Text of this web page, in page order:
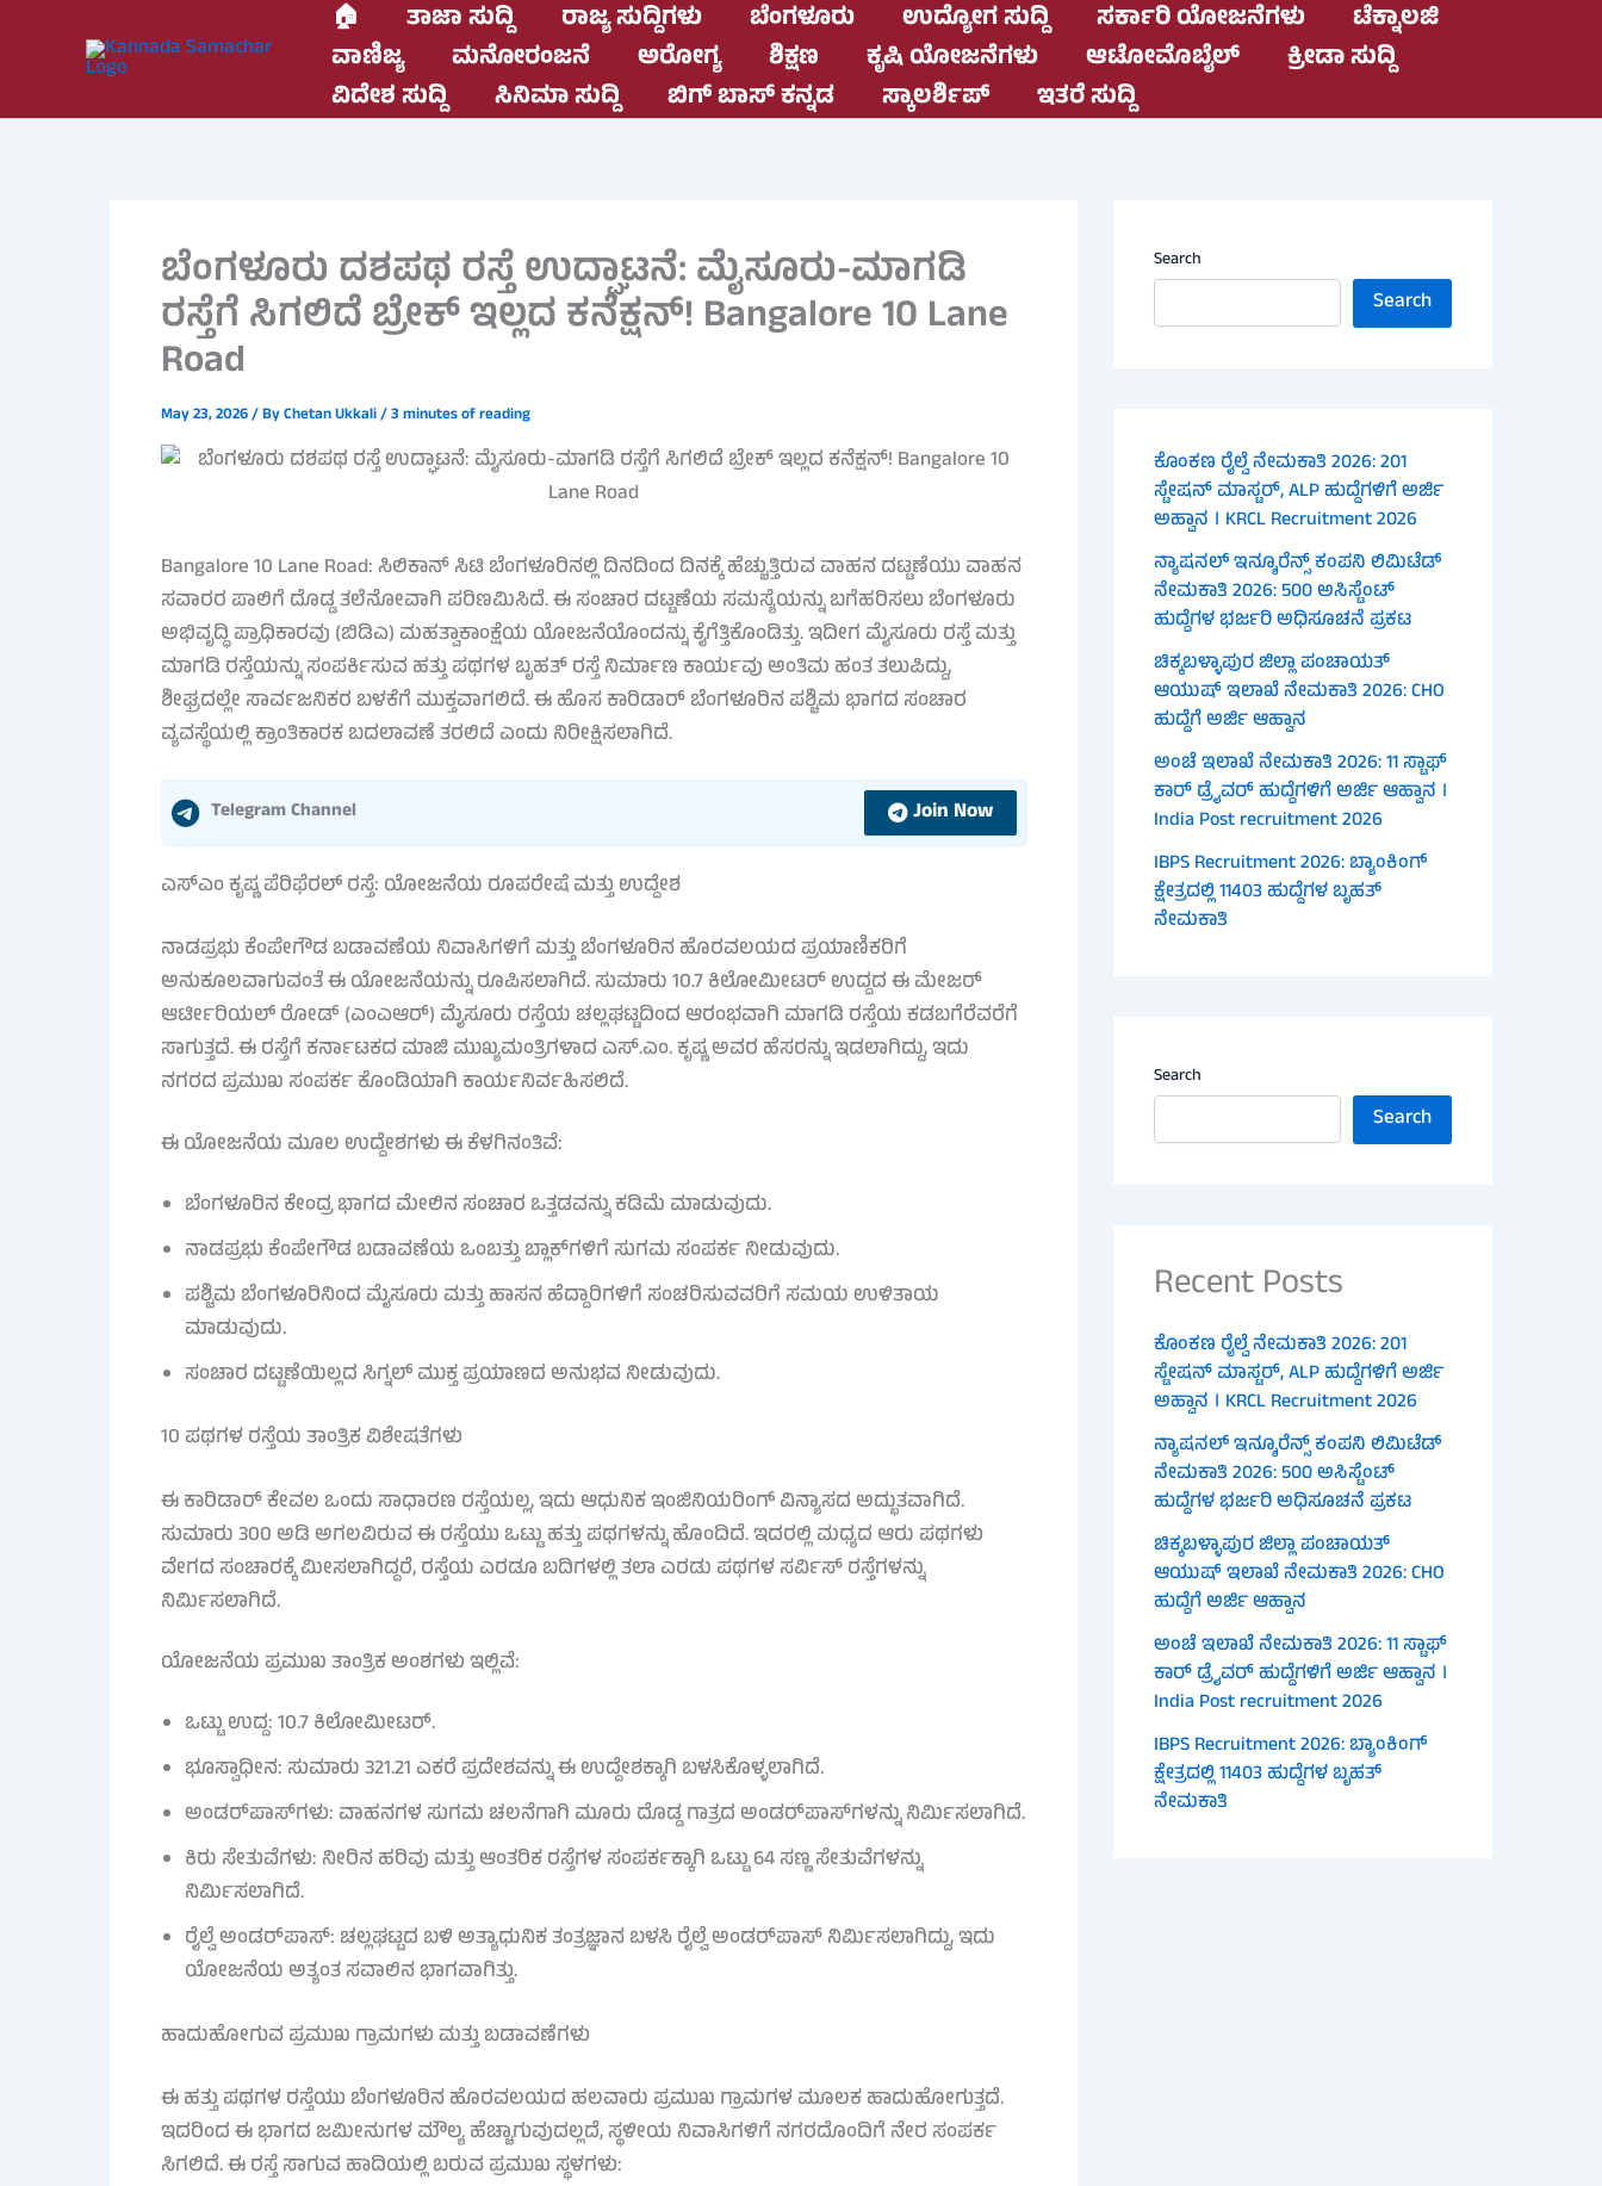
🏠 ತಾಜಾ ಸುದ್ದಿ ರಾಜ್ಯ ಸುದ್ದಿಗಳು ಬೆಂಗಳೂರು ಉದ್ಯೋಗ ಸುದ್ದಿ ಸರ್ಕಾರಿ ಯೋಜನೆಗಳು
ಟೆಕ್ನಾಲಜಿ
ವಾಣಿಜ್ಯ
ಮನೋರಂಜನೆ ಅರೋಗ್ಯ ಶಿಕ್ಷಣ ಕೃಷಿ ಯೋಜನೆಗಳು ಆಟೋಮೊಬೈಲ್
ಕ್ರೀಡಾ ಸುದ್ದಿ
ವಿದೇಶ ಸುದ್ದಿ
ಸಿನಿಮಾ ಸುದ್ದಿ ಬಿಗ್ ಬಾಸ್ ಕನ್ನಡ ಸ್ಕಾಲರ್ಶಿಪ್ ಇತರೆ ಸುದ್ದಿ
ಬೆಂಗಳೂರು ದಶಪಥ ರಸ್ತೆ ಉದ್ಘಾಟನೆ: ಮೈಸೂರು-ಮಾಗಡಿ
ರಸ್ತೆಗೆ ಸಿಗಲಿದೆ ಬ್ರೇಕ್ ಇಲ್ಲದ ಕನೆಕ್ಷನ್! Bangalore 10 Lane
Road
May 23, 2026/ ByChetan Ukkali/3 minutes of reading
Bangalore 10 Lane Road: ಸಿಲಿಕಾನ್ ಸಿಟಿ ಬೆಂಗಳೂರಿನಲ್ಲಿ ದಿನದಿಂದ ದಿನಕ್ಕೆ ಹೆಚ್ಚುತ್ತಿರುವ ವಾಹನ ದಟ್ಟಣೆಯು ವಾಹನ
ಸವಾರರ ಪಾಲಿಗೆ ದೊಡ್ಡ ತಲೆನೋವಾಗಿ ಪರಿಣಮಿಸಿದೆ. ಈ ಸಂಚಾರ ದಟ್ಟಣೆಯ ಸಮಸ್ಯೆಯನ್ನು ಬಗೆಹರಿಸಲು ಬೆಂಗಳೂರು
ಅಭಿವೃದ್ಧಿ ಪ್ರಾಧಿಕಾರವು (ಬಿಡಿಎ) ಮಹತ್ವಾಕಾಂಕ್ಷೆಯ ಯೋಜನೆಯೊಂದನ್ನು ಕೈಗೆತ್ತಿಕೊಂಡಿತ್ತು. ಇದೀಗ ಮೈಸೂರು ರಸ್ತೆ ಮತ್ತು
ಮಾಗಡಿ ರಸ್ತೆಯನ್ನು ಸಂಪರ್ಕಿಸುವ ಹತ್ತು ಪಥಗಳ ಬೃಹತ್ ರಸ್ತೆ ನಿರ್ಮಾಣ ಕಾರ್ಯವು ಅಂತಿಮ ಹಂತ ತಲುಪಿದ್ದು,
ಶೀಘ್ರದಲ್ಲೇ ಸಾರ್ವಜನಿಕರ ಬಳಕೆಗೆ ಮುಕ್ತವಾಗಲಿದೆ. ಈ ಹೊಸ ಕಾರಿಡಾರ್ ಬೆಂಗಳೂರಿನ ಪಶ್ಚಿಮ ಭಾಗದ ಸಂಚಾರ
ವ್ಯವಸ್ಥೆಯಲ್ಲಿ ಕ್ರಾಂತಿಕಾರಕ ಬದಲಾವಣೆ ತರಲಿದೆ ಎಂದು ನಿರೀಕ್ಷಿಸಲಾಗಿದೆ.
Telegram Channel Join Now
ಎಸ್‌ಎಂ ಕೃಷ್ಣ ಪೆರಿಫೆರಲ್ ರಸ್ತೆ: ಯೋಜನೆಯ ರೂಪರೇಷೆ ಮತ್ತು ಉದ್ದೇಶ
ನಾಡಪ್ರಭು ಕೆಂಪೇಗೌಡ ಬಡಾವಣೆಯ ನಿವಾಸಿಗಳಿಗೆ ಮತ್ತು ಬೆಂಗಳೂರಿನ ಹೊರವಲಯದ ಪ್ರಯಾಣಿಕರಿಗೆ
ಅನುಕೂಲವಾಗುವಂತೆ ಈ ಯೋಜನೆಯನ್ನು ರೂಪಿಸಲಾಗಿದೆ. ಸುಮಾರು 10.7 ಕಿಲೋಮೀಟರ್ ಉದ್ದದ ಈ ಮೇಜರ್
ಆರ್ಟೀರಿಯಲ್ ರೋಡ್ (ಎಂಎಆರ್) ಮೈಸೂರು ರಸ್ತೆಯ ಚಲ್ಲಘಟ್ಟದಿಂದ ಆರಂಭವಾಗಿ ಮಾಗಡಿ ರಸ್ತೆಯ ಕಡಬಗೆರೆವರೆಗೆ
ಸಾಗುತ್ತದೆ. ಈ ರಸ್ತೆಗೆ ಕರ್ನಾಟಕದ ಮಾಜಿ ಮುಖ್ಯಮಂತ್ರಿಗಳಾದ ಎಸ್.ಎಂ. ಕೃಷ್ಣ ಅವರ ಹೆಸರನ್ನು ಇಡಲಾಗಿದ್ದು, ಇದು
ನಗರದ ಪ್ರಮುಖ ಸಂಪರ್ಕ ಕೊಂಡಿಯಾಗಿ ಕಾರ್ಯನಿರ್ವಹಿಸಲಿದೆ.
ಈ ಯೋಜನೆಯ ಮೂಲ ಉದ್ದೇಶಗಳು ಈ ಕೆಳಗಿನಂತಿವೆ:
ಬೆಂಗಳೂರಿನ ಕೇಂದ್ರ ಭಾಗದ ಮೇಲಿನ ಸಂಚಾರ ಒತ್ತಡವನ್ನು ಕಡಿಮೆ ಮಾಡುವುದು.
ನಾಡಪ್ರಭು ಕೆಂಪೇಗೌಡ ಬಡಾವಣೆಯ ಒಂಬತ್ತು ಬ್ಲಾಕ್‌ಗಳಿಗೆ ಸುಗಮ ಸಂಪರ್ಕ ನೀಡುವುದು.
ಪಶ್ಚಿಮ ಬೆಂಗಳೂರಿನಿಂದ ಮೈಸೂರು ಮತ್ತು ಹಾಸನ ಹೆದ್ದಾರಿಗಳಿಗೆ ಸಂಚರಿಸುವವರಿಗೆ ಸಮಯ ಉಳಿತಾಯ
ಮಾಡುವುದು.
ಸಂಚಾರ ದಟ್ಟಣೆಯಿಲ್ಲದ ಸಿಗ್ನಲ್ ಮುಕ್ತ ಪ್ರಯಾಣದ ಅನುಭವ ನೀಡುವುದು.
10 ಪಥಗಳ ರಸ್ತೆಯ ತಾಂತ್ರಿಕ ವಿಶೇಷತೆಗಳು
ಈ ಕಾರಿಡಾರ್ ಕೇವಲ ಒಂದು ಸಾಧಾರಣ ರಸ್ತೆಯಲ್ಲ, ಇದು ಆಧುನಿಕ ಇಂಜಿನಿಯರಿಂಗ್ ವಿನ್ಯಾಸದ ಅದ್ಭುತವಾಗಿದೆ.
ಸುಮಾರು 300 ಅಡಿ ಅಗಲವಿರುವ ಈ ರಸ್ತೆಯು ಒಟ್ಟು ಹತ್ತು ಪಥಗಳನ್ನು ಹೊಂದಿದೆ. ಇದರಲ್ಲಿ ಮಧ್ಯದ ಆರು ಪಥಗಳು
ವೇಗದ ಸಂಚಾರಕ್ಕೆ ಮೀಸಲಾಗಿದ್ದರೆ, ರಸ್ತೆಯ ಎರಡೂ ಬದಿಗಳಲ್ಲಿ ತಲಾ ಎರಡು ಪಥಗಳ ಸರ್ವಿಸ್ ರಸ್ತೆಗಳನ್ನು
ನಿರ್ಮಿಸಲಾಗಿದೆ.
ಯೋಜನೆಯ ಪ್ರಮುಖ ತಾಂತ್ರಿಕ ಅಂಶಗಳು ಇಲ್ಲಿವೆ:
ಒಟ್ಟು ಉದ್ದ: 10.7 ಕಿಲೋಮೀಟರ್.
ಭೂಸ್ವಾಧೀನ: ಸುಮಾರು 321.21 ಎಕರೆ ಪ್ರದೇಶವನ್ನು ಈ ಉದ್ದೇಶಕ್ಕಾಗಿ ಬಳಸಿಕೊಳ್ಳಲಾಗಿದೆ.
ಅಂಡರ್‌ಪಾಸ್‌ಗಳು: ವಾಹನಗಳ ಸುಗಮ ಚಲನೆಗಾಗಿ ಮೂರು ದೊಡ್ಡ ಗಾತ್ರದ ಅಂಡರ್‌ಪಾಸ್‌ಗಳನ್ನು ನಿರ್ಮಿಸಲಾಗಿದೆ.
ಕಿರು ಸೇತುವೆಗಳು: ನೀರಿನ ಹರಿವು ಮತ್ತು ಆಂತರಿಕ ರಸ್ತೆಗಳ ಸಂಪರ್ಕಕ್ಕಾಗಿ ಒಟ್ಟು 64 ಸಣ್ಣ ಸೇತುವೆಗಳನ್ನು
ನಿರ್ಮಿಸಲಾಗಿದೆ.
ರೈಲ್ವೆ ಅಂಡರ್‌ಪಾಸ್: ಚಲ್ಲಘಟ್ಟದ ಬಳಿ ಅತ್ಯಾಧುನಿಕ ತಂತ್ರಜ್ಞಾನ ಬಳಸಿ ರೈಲ್ವೆ ಅಂಡರ್‌ಪಾಸ್ ನಿರ್ಮಿಸಲಾಗಿದ್ದು, ಇದು
ಯೋಜನೆಯ ಅತ್ಯಂತ ಸವಾಲಿನ ಭಾಗವಾಗಿತ್ತು.
ಹಾದುಹೋಗುವ ಪ್ರಮುಖ ಗ್ರಾಮಗಳು ಮತ್ತು ಬಡಾವಣೆಗಳು
ಈ ಹತ್ತು ಪಥಗಳ ರಸ್ತೆಯು ಬೆಂಗಳೂರಿನ ಹೊರವಲಯದ ಹಲವಾರು ಪ್ರಮುಖ ಗ್ರಾಮಗಳ ಮೂಲಕ ಹಾದುಹೋಗುತ್ತದೆ.
ಇದರಿಂದ ಈ ಭಾಗದ ಜಮೀನುಗಳ ಮೌಲ್ಯ ಹೆಚ್ಚಾಗುವುದಲ್ಲದೆ, ಸ್ಥಳೀಯ ನಿವಾಸಿಗಳಿಗೆ ನಗರದೊಂದಿಗೆ ನೇರ ಸಂಪರ್ಕ
ಸಿಗಲಿದೆ. ಈ ರಸ್ತೆ ಸಾಗುವ ಹಾದಿಯಲ್ಲಿ ಬರುವ ಪ್ರಮುಖ ಸ್ಥಳಗಳು:
Search
Search
ಕೊಂಕಣ ರೈಲ್ವೆ ನೇಮಕಾತಿ 2026: 201
ಸ್ಟೇಷನ್ ಮಾಸ್ಟರ್, ALP ಹುದ್ದೆಗಳಿಗೆ ಅರ್ಜಿ
ಅಹ್ವಾನ । KRCL Recruitment 2026
ನ್ಯಾಷನಲ್ ಇನ್ಶೂರೆನ್ಸ್ ಕಂಪನಿ ಲಿಮಿಟೆಡ್
ನೇಮಕಾತಿ 2026: 500 ಅಸಿಸ್ಟೆಂಟ್
ಹುದ್ದೆಗಳ ಭರ್ಜರಿ ಅಧಿಸೂಚನೆ ಪ್ರಕಟ
ಚಿಕ್ಕಬಳ್ಳಾಪುರ ಜಿಲ್ಲಾ ಪಂಚಾಯತ್
ಆಯುಷ್ ಇಲಾಖೆ ನೇಮಕಾತಿ 2026: CHO
ಹುದ್ದೆಗೆ ಅರ್ಜಿ ಆಹ್ವಾನ
ಅಂಚೆ ಇಲಾಖೆ ನೇಮಕಾತಿ 2026: 11 ಸ್ಟಾಫ್
ಕಾರ್ ಡ್ರೈವರ್ ಹುದ್ದೆಗಳಿಗೆ ಅರ್ಜಿ ಆಹ್ವಾನ ।
India Post recruitment 2026
IBPS Recruitment 2026: ಬ್ಯಾಂಕಿಂಗ್
ಕ್ಷೇತ್ರದಲ್ಲಿ 11403 ಹುದ್ದೆಗಳ ಬೃಹತ್
ನೇಮಕಾತಿ
Search
Search
Recent Posts
ಕೊಂಕಣ ರೈಲ್ವೆ ನೇಮಕಾತಿ 2026: 201
ಸ್ಟೇಷನ್ ಮಾಸ್ಟರ್, ALP ಹುದ್ದೆಗಳಿಗೆ ಅರ್ಜಿ
ಅಹ್ವಾನ । KRCL Recruitment 2026
ನ್ಯಾಷನಲ್ ಇನ್ಶೂರೆನ್ಸ್ ಕಂಪನಿ ಲಿಮಿಟೆಡ್
ನೇಮಕಾತಿ 2026: 500 ಅಸಿಸ್ಟೆಂಟ್
ಹುದ್ದೆಗಳ ಭರ್ಜರಿ ಅಧಿಸೂಚನೆ ಪ್ರಕಟ
ಚಿಕ್ಕಬಳ್ಳಾಪುರ ಜಿಲ್ಲಾ ಪಂಚಾಯತ್
ಆಯುಷ್ ಇಲಾಖೆ ನೇಮಕಾತಿ 2026: CHO
ಹುದ್ದೆಗೆ ಅರ್ಜಿ ಆಹ್ವಾನ
ಅಂಚೆ ಇಲಾಖೆ ನೇಮಕಾತಿ 2026: 11 ಸ್ಟಾಫ್
ಕಾರ್ ಡ್ರೈವರ್ ಹುದ್ದೆಗಳಿಗೆ ಅರ್ಜಿ ಆಹ್ವಾನ ।
India Post recruitment 2026
IBPS Recruitment 2026: ಬ್ಯಾಂಕಿಂಗ್
ಕ್ಷೇತ್ರದಲ್ಲಿ 11403 ಹುದ್ದೆಗಳ ಬೃಹತ್
ನೇಮಕಾತಿ